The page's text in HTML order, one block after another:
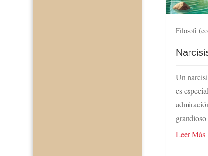
Filosofi
Un
es
Leer Más